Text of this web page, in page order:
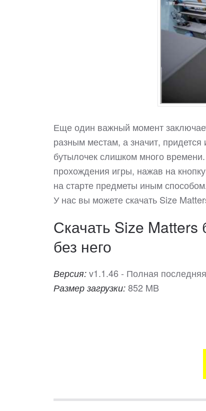
Еще один важный момент
разным местам, а значит,
бутылочек слишком много
прохождения игры, нажав на
на старте предметы иным
У нас вы можете скачать Size
Скачать Size Matters
без него
Версия: v1.1.46 - Полная
Размер загрузки: 852 MB